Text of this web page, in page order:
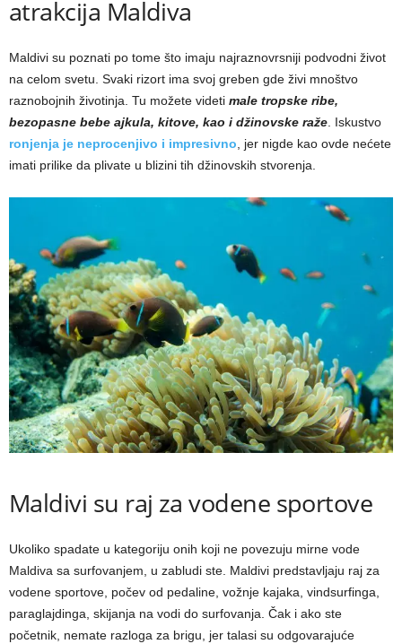
atrakcija Maldiva
Maldivi su poznati po tome što imaju najraznovrsniji podvodni život
na celom svetu. Svaki rizort ima svoj greben gde živi mnoštvo
raznobojnih životinja. Tu možete videti male tropske ribe,
bezopasne bebe ajkula, kitove, kao i džinovske raže . Iskustvo
ronjenja je neprocenjivo i impresivno , jer nigde kao ovde nećete
imati prilike da plivate u blizini tih džinovskih stvorenja.
Maldivi su raj za vodene sportove
Ukoliko spadate u kategoriju onih koji ne povezuju mirne vode
Maldiva sa surfovanjem, u zabludi ste. Maldivi predstavljaju raj za
vodene sportove, počev od pedaline, vožnje kajaka, vindsurfinga,
paraglajdinga, skijanja na vodi do surfovanja. Čak i ako ste
početnik, nemate razloga za brigu, jer talasi su odgovarajuće